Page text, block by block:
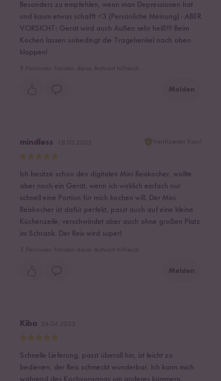
Besonders zu empfehlen, wenn man Depressionen hat
und kaum etwas schafft <3 (Persönliche Meinung) - ABER
VORSICHT: Gerät wird auch Außen sehr heiß!!! Beim
Kochen lassen unbedingt die Tragehenkel nach oben
klappen!
Melden
mindless
Ich besitze schon den digitalen Mini Reiskocher, wollte
aber noch ein Gerät, wenn ich wirklich einfach nur
schnell eine Portion für mich kochen will. Der Mini
Reiskocher ist dafür perfekt, passt auch auf eine kleine
Küchenzeile, verschwindet aber auch ohne großen Platz
im Schrank. Der Reis wird super!
Melden
Kiba
Schnelle Lieferung, passt überall hin, ist leicht zu
bedienen, der Reis schmeckt wunderbar. Ich kann mich